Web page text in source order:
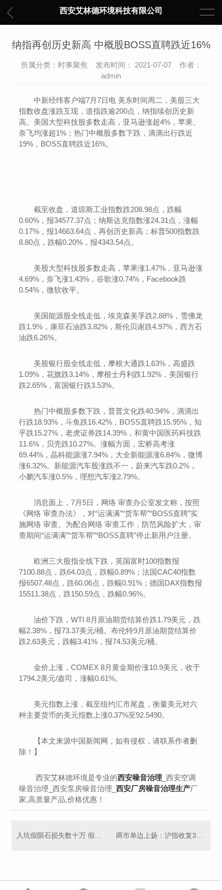
西安艾林德环境科技有限公司
纳指再创历史新高 中概股BOSS直聘跌近16%
所属分类：时事聚焦 发布时间： 2021-07-07 作者：
admin
中新经纬客户端7月7日电 美东时间周二，美股三大
指数收盘涨跌互现，道指跌逾200点，纳指续创历史新
高。美国大型科技股多数走高，亚马逊涨超4%，苹果、
奈飞均涨超1%；热门中概股多数下跌，滴滴出行跌近
19%，BOSS直聘跌近16%。
截至收盘，道琼斯工业指数跌208.98点，跌幅
0.60%，报34577.37点；纳斯达克指数涨24.31点，涨幅
0.17%，报14663.64点，再创历史新高；标普500指数跌
8.80点，跌幅0.20%，报4343.54点。
美股大型科技股多数走高，苹果涨1.47%，亚马逊涨
4.69%，奈飞涨1.43%，谷歌涨0.74%，Facebook跌
0.54%，微软收平。
美国能源股全线走低，埃克森美孚跌2.88%，雪佛龙
跌1.9%，康菲石油跌3.82%，斯伦贝谢跌4.97%，西方石
油跌6.26%。
美股银行股全线走低，摩根大通跌1.63%，高盛跌
1.09%，花旗跌3.14%，摩根士丹利跌1.92%，美国银行
跌2.65%，富国银行跌3.53%。
热门中概股多数下跌，普普文化跌40.94%，滴滴出
行跌18.93%，斗鱼跌16.42%，BOSS直聘跌15.95%，知
乎跌15.27%，老虎证券跌14.39%，和黄中国医药科技跌
11.6%，贝壳跌10.27%。涨幅方面，宏桥高考涨
69.44%，晶科能源涨7.94%，大全新能源涨6.84%，微博
涨6.32%。新能源汽车股涨跌不一，蔚来汽车跌0.2%，
小鹏汽车涨0.5%，理想汽车涨2.79%。
消息面上，7月5日，网络 审查办公室发文称，按照
《网络 审查办法》，对“运满满”“货车帮”“BOSS直聘”实
施网络 审查。为配合网络 审查工作，防范风险扩大，审
查期间“运满满”“货车帮”“BOSS直聘”停止新用户注册。
欧洲三大股指全线下跌，英国富时100指数报
7100.88点，跌64.03点，跌幅0.89%；法国CAC40指数
报6507.48点，跌60.06点，跌幅0.91%；德国DAX指数报
15511.38点，跌150.59点，跌幅0.96%。
油价下跌，WTI 8月原油期货结算价跌1.79美元，跌
幅2.38%，报73.37美元/桶。布伦特9月原油期货结算价
跌2.63美元，跌幅3.41%，报74.53美元/桶。
金价上涨，COMEX 8月黄金期价涨10.9美元，收于
1794.2美元/盎司，涨幅0.61%。
美元指数上涨，截至纽约汇市尾盘，衡量美元对六
种主要货币的美元指数上涨0.37%至92.5490。
【本文来源中国新闻网，如有侵权，请联系作者删
除！】
西安艾林德环境是专业的西安噪音治理 _西安空调
噪音治理_西安泵房噪音治理_西安厂房噪音治理生产厂
家,高质量产品,价格优惠！